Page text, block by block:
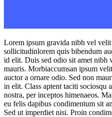
Lorem ipsum gravida nibh vel velit
sollicitudinlorem quis bibendum
id elit. Duis sed odio sit amet nibh
mauris. Morbiaccumsan ipsum
auctor a ornare odio. Sed non
in elit. Class aptent taciti sociosqu
nostra, per inceptos himenaeos.
eu felis dapibus condimentum sit
Sed ut imperdiet nisi. Proin